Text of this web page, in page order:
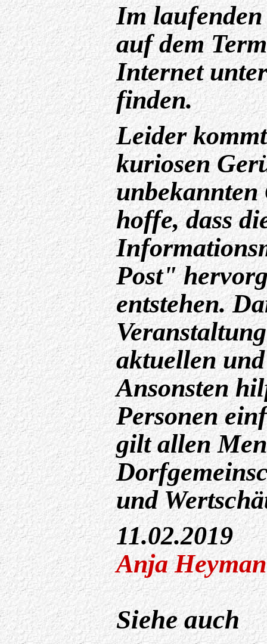
Im
auf dem
Internet
finden.
Leider
kuriosen
unbekannten
hoffe, dass
Post"
entstehen.
aktuellen
Ansonsten
Personen
gilt allen
und
11.02.2019
Anja
Siehe auch